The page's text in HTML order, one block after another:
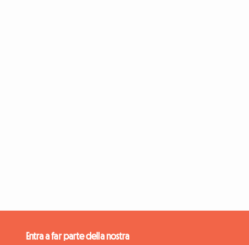
Entra a far parte della nostra